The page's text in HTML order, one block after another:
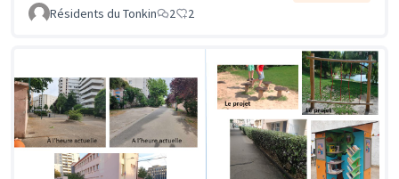
Résidents du Tonkin
2 2